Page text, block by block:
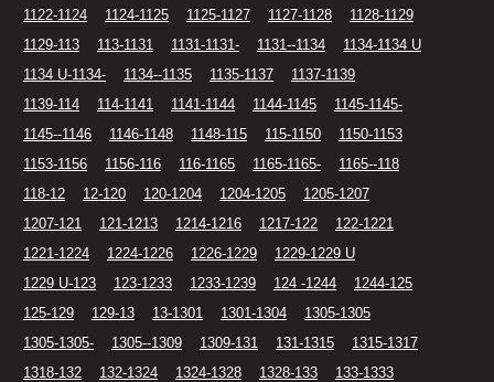
1122-1124
1124-1125 1125-1127 1127-1128
1128-1129
1129-113
113-1131 1131-1131- 1131--1134
1134-1134 U
1134 U-1134-
1134--1135 1135-1137
1137-1139
1139-114
114-1141 1141-1144 1144-1145
1145-1145-
1145--1146
1146-1148 1148-115 115-1150
1150-1153
1153-1156
1156-116 116-1165 1165-1165-
1165--118
118-12
12-120 120-1204 1204-1205
1205-1207
1207-121
121-1213 1214-1216 1217-122
122-1221
1221-1224
1224-1226 1226-1229
1229-1229 U
1229 U-123
123-1233 1233-1239 124 -1244
1244-125
125-129
129-13 13-1301 1301-1304
1305-1305
1305-1305-
1305--1309 1309-131 131-1315
1315-1317
1318-132
132-1324 1324-1328 1328-133
133-1333